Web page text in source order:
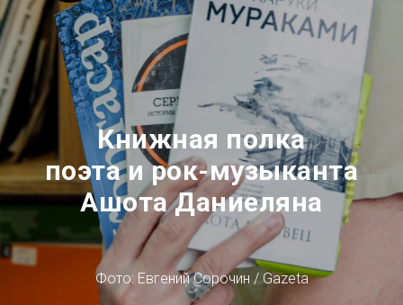
Книжная полка
поэта и рок-музыканта
Ашота Даниеляна
Фото: Евгений Cорочин / Gazeta